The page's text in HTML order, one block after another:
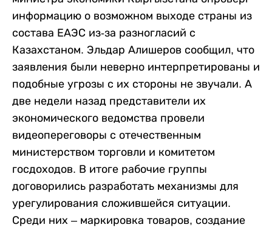
информацию о возможном выходе страны из
состава ЕАЭС из-за разногласий с
Казахстаном. Эльдар Алишеров сообщил, что
заявления были неверно интерпретированы и
подобные угрозы с их стороны не звучали. А
две недели назад представители их
экономического ведомства провели
видеопереговоры с отечественным
министерством торговли и комитетом
госдоходов. В итоге рабочие группы
договорились разработать механизмы для
урегулирования сложившейся ситуации.
Среди них – маркировка товаров, создание